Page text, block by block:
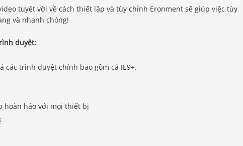
tuyệt vời về cách thiết lập và tùy chỉnh Eronment sẽ giúp việc tùy
và nhanh chóng!
duyệt:
trình duyệt chính bao gồm cả IE9+.
hoàn hảo với mọi thiết bị